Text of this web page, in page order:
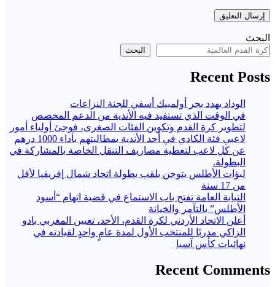
البحث
البحث
Recent Posts
الوداد يهدد بجر أولمبيك أسفي للجنة النزاعات
في الوقت الذي تستفيد فيه الأندية من الدعم المخصص
لتطوير كرة القدم وتكوين الفئات الصغرى، فوجئ أولياء أمور
لاعبي فئة الكادي في أحد الأندية بمطالبتهم بأداء 1000 درهم
عن كل لاعب لتغطية مصاريف التنقل الخاصة بالمشاركة في
البطولة.
لبؤات الأطلس يتوجن بلقب بطولة اتحاد شمال إفريقيا لأقل
من 17 سنة
النيابة العامة تفتح باب الاستماع في قضية اتهام “أسود
الأطلس” بالتآمر والخيانة
أعلن الاتحاد الأردني لكرة القدم، الأحد، تعيين المغربي بادو
الزاكي مدربًا للمنتخب الأول لمدة عامٍ واحدٍ لقيادته ​في
نهائيات كأس آسيا
Recent Comments